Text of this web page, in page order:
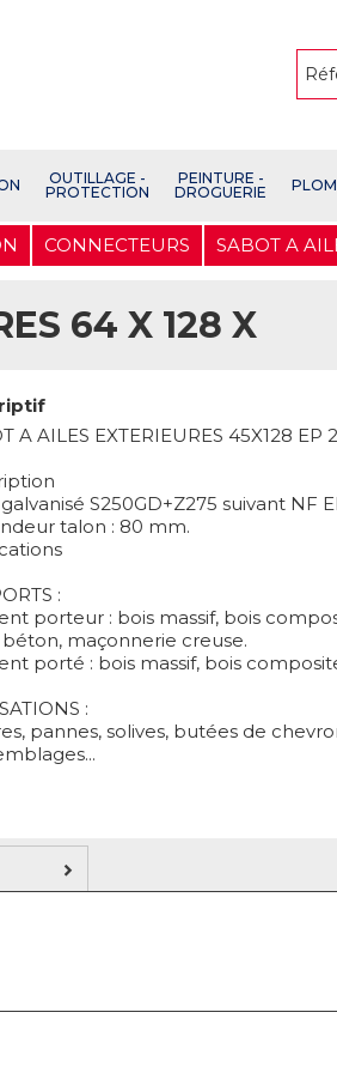
OUTILLAGE -
PROTECTION
PEINTURE -
DROGUERIE
CONNECTEURS SABOT A
64 X 128 X
A AILES EXTERIEURES 45X128 EP
S250GD+Z275 suivant NF
talon : 80 mm.
:
porteur : bois massif, bois
maçonnerie creuse.
porté : bois massif, bois
:
pannes, solives, butées de